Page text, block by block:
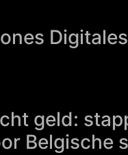
geld:
Belgische